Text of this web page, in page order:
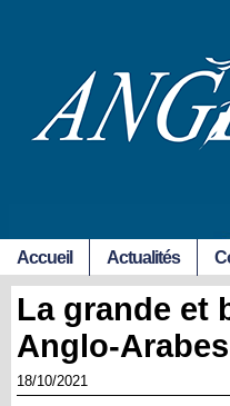
Accueil Actualités
La grande et
Anglo-
18/10/2021